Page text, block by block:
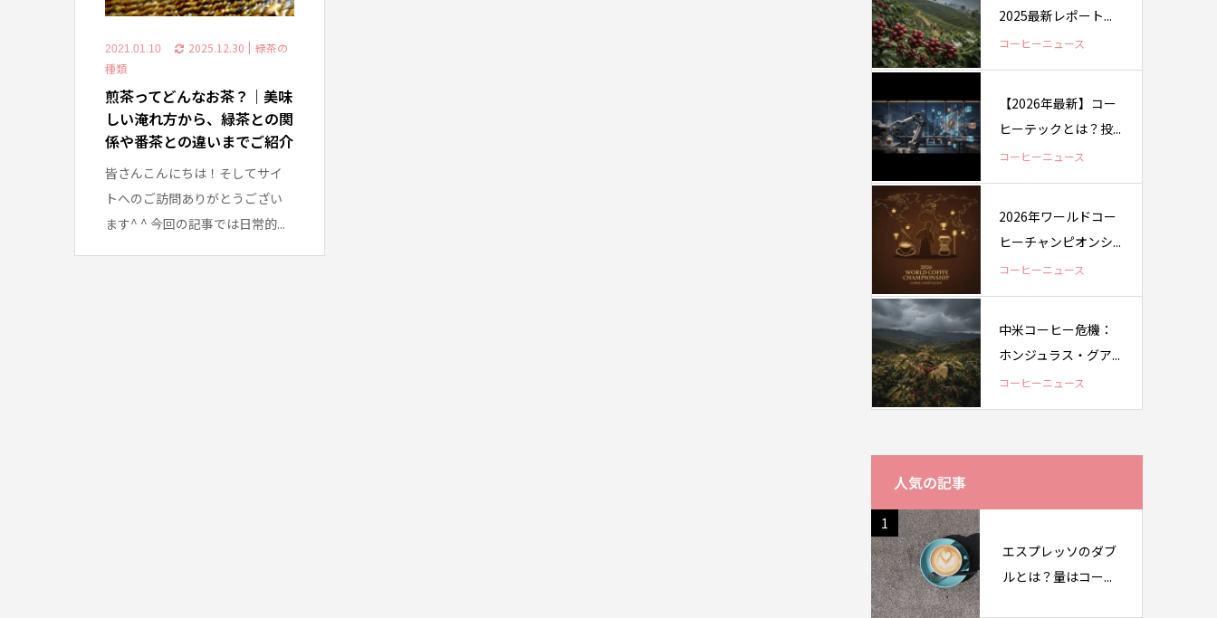
2021.01.10 2025.12.30
緑茶の
種類
煎茶ってどんなお茶？｜美味
しい淹れ方から、緑茶との関
係や番茶との違いまでご紹介
皆さんこんにちは！そしてサイ
トへのご訪問ありがとうござい
ます^ ^ 今回の記事では日常的...
2025最新レポート...
コーヒーニュース
【2026年最新】コー
ヒーテックとは？投...
コーヒーニュース
2026年ワールドコー
ヒーチャンピオンシ...
コーヒーニュース
中米コーヒー危機：
ホンジュラス・グア...
コーヒーニュース
人気の記事
1
エスプレッソのダブ
ルとは？量はコー...